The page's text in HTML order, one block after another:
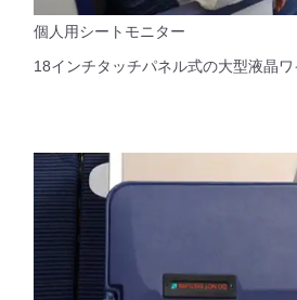
個人用シートモニター
18インチタッチパネル式の大型液晶